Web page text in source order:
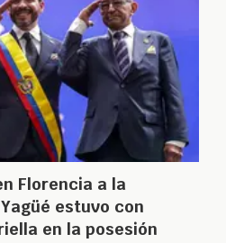
Florencia a la
estuvo con
en la posesión